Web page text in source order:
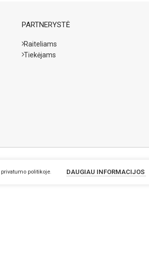
PARTNERYSTĖ
Raiteliams
Tiekėjams
privatumo politikoje. DAUGIAU INFORMACIJOS